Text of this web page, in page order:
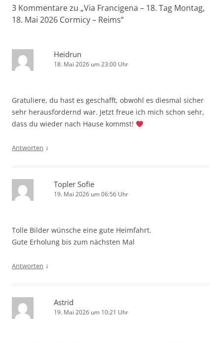
3 Kommentare zu „Via Francigena – 18. Tag Montag,
18. Mai 2026 Cormicy – Reims“
Heidrun
18. Mai 2026 um 23:00 Uhr
Gratuliere, du hast es geschafft, obwohl es diesmal sicher
sehr herausfordernd war. Jetzt freue ich mich schon sehr,
dass du wieder nach Hause kommst!
Antworten ↓
Topler Sofie
19. Mai 2026 um 06:56 Uhr
Tolle Bilder wünsche eine gute Heimfahrt.
Gute Erholung bis zum nächsten Mal
Antworten ↓
Astrid
19. Mai 2026 um 10:21 Uhr